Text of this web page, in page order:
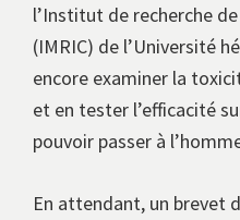
l’Institut de recherche
(IMRIC) de l’Université
encore examiner la
et en tester l’efficacité
pouvoir passer à
En attendant, un brevet